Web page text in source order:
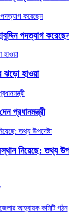
পদত্যাগ
ঝড়ো হাওয়া
প্রধানমন্ত্রী
নিয়েছে: তথ্য